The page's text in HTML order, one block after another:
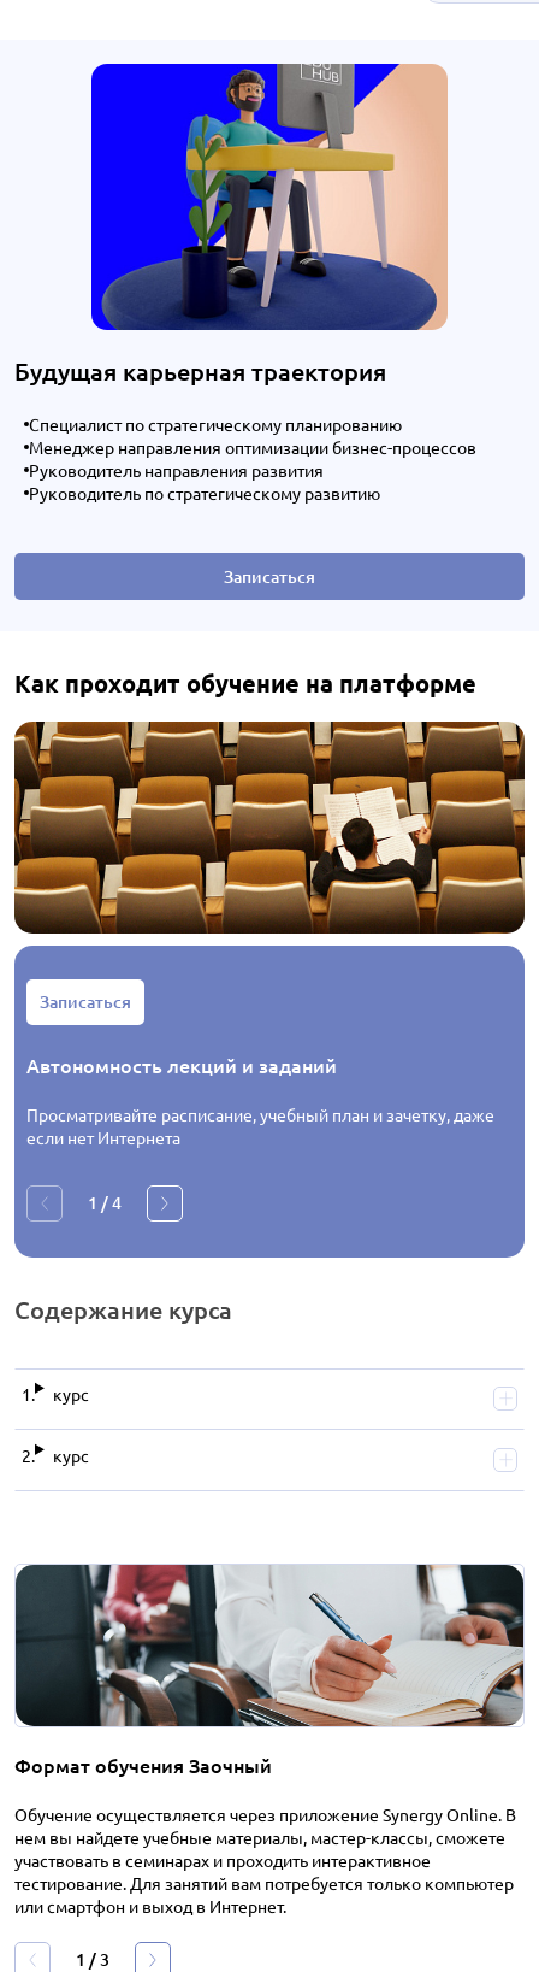
Будущая карьерная траектория
Специалист по стратегическому планированию
Менеджер направления оптимизации бизнес-процессов
Руководитель направления развития
Руководитель по стратегическому развитию
Записаться
Как проходит обучение на платформе
Записаться
Автономность лекций и заданий
Просматривайте расписание, учебный план и зачетку, даже
если нет Интернета
1 /4
Содержание курса
курс
курс
Формат обучения Заочный
Обучение осуществляется через приложение Synergy Online. В
нем вы найдете учебные материалы, мастер-классы, сможете
участвовать в семинарах и проходить интерактивное
тестирование. Для занятий вам потребуется только компьютер
или смартфон и выход в Интернет.
1 /3